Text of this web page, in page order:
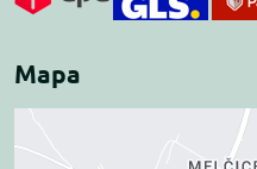
Mapa